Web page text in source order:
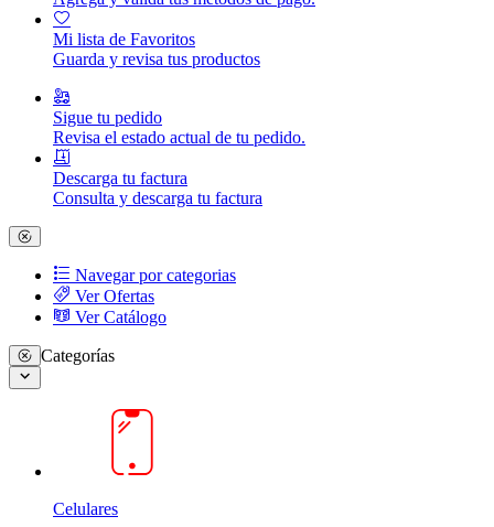
Mi lista de Favoritos
Guarda y revisa tus productos
Sigue tu pedido
Revisa el estado actual de tu pedido.
Descarga tu factura
Consulta y descarga tu factura
Navegar por categorias
Ver Ofertas
Ver Catálogo
Categorías
Celulares